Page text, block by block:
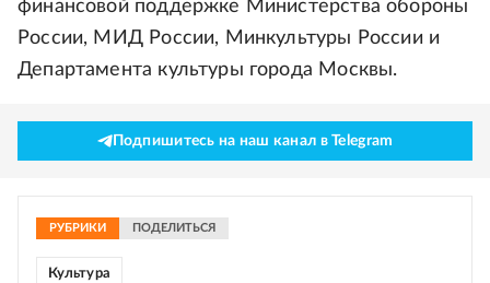
финансовой поддержке Министерства обороны
России, МИД России, Минкультуры России и
Департамента культуры города Москвы.
Подпишитесь на наш канал в Telegram
РУБРИКИ ПОДЕЛИТЬСЯ
Культура